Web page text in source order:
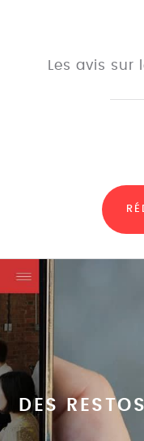
Les avis
DES RESTOS